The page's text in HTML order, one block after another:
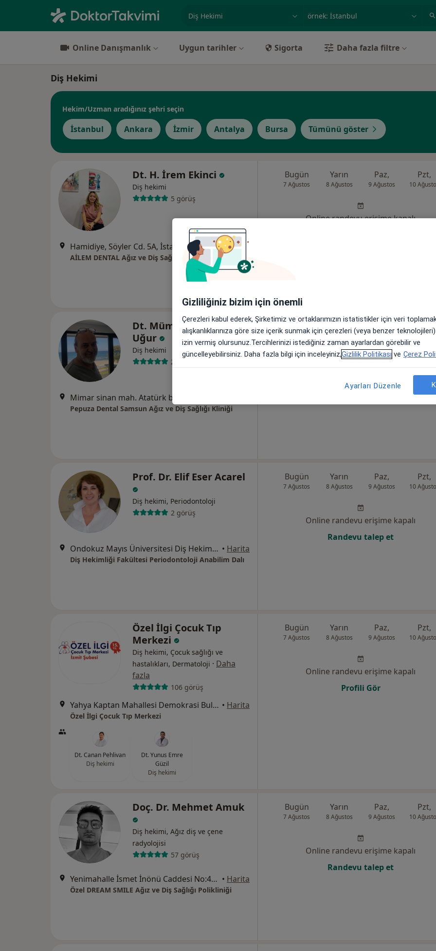
örnek: İstanbul
Online Danışmanlık Uygun tarihler Sigorta Daha fazla filtre
Diş Hekimi
Hekim/Uzman aradığınız şehri seçin
İstanbul Ankara İzmir Antalya Bursa Tümünü göster
Dt. H. İrem Ekinci
Diş hekimi
5 görüş
Hamidiye, Söyler Cd. 5A, İstanbul Harita
AİLEM DENTAL Ağız ve Diş Sağlığı Polikliniği
Bugün
7 Ağustos
Yarın
8 Ağustos
Paz,
9 Ağustos
Pzt,
10
Online randevu erişime kapalı
Dt. Mümtaz Hüseyin
Uğur
Diş hekimi
20 görüş
Pepuza Dental Samsun Ağız ve Diş Sağlığı Kliniği
Bugün
7 Ağustos
Yarın
8 Ağustos
Paz,
9 Ağustos
Pzt,
10
Randevu talep et
Prof. Dr. Elif Eser Acarel
Diş hekimi, Periodontoloji
2 görüş
Ondokuz Mayıs Üniversitesi Diş Hekimliği Fakültesi, Körfez, 55270 Atakum/Samsun, Samsun • Harita
Diş Hekimliği Fakültesi Periodontoloji Anabilim Dalı
Bugün
7 Ağustos
Yarın
8 Ağustos
Paz,
9 Ağustos
Pzt,
10
Online randevu erişime kapalı
Randevu talep et
Özel İlgi Çocuk Tıp
Merkezi
Diş hekimi, Çocuk sağlığı ve
hastalıkları, Dermatoloji · Daha
fazla
106 görüş
Yahya Kaptan Mahallesi Demokrasi Bulvarı No:10, İzmit • Harita
Özel İlgi Çocuk Tıp Merkezi
Dt. Canan Pehlivan
Diş hekimi
Dt. Yunus Emre
Güzil
Diş hekimi
Bugün
7 Ağustos
Yarın
8 Ağustos
Paz,
9 Ağustos
Pzt,
10
Online randevu erişime kapalı
Profili Gör
Doç. Dr. Mehmet Amuk
Diş hekimi, Ağız diş ve çene
radyolojisi
57 görüş
Yenimahalle İsmet İnönü Caddesi No:40, Samsun • Harita
Özel DREAM SMILE Ağız ve Diş Sağlığı Polikliniği
Bugün
7 Ağustos
Yarın
8 Ağustos
Paz,
9 Ağustos
Pzt,
10
Online randevu erişime kapalı
Randevu talep et
Gizliliğiniz bizim için önemli
Çerezleri kabul ederek, Şirketimiz ve ortaklarımızın istatistikler için veri
alışkanlıklarınıza göre size içerik sunmak için çerezleri (veya benzer
izin vermiş olursunuz.Tercihlerinizi istediğiniz zaman ayarlardan görebilir ve
güncelleyebilirsiniz. Daha fazla bilgi için inceleyiniz,Gizlilik Politikası ve Çerez
Ayarları Düzenle